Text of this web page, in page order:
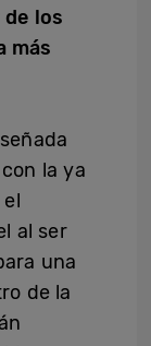
los
más
la ya
al ser
una
de la